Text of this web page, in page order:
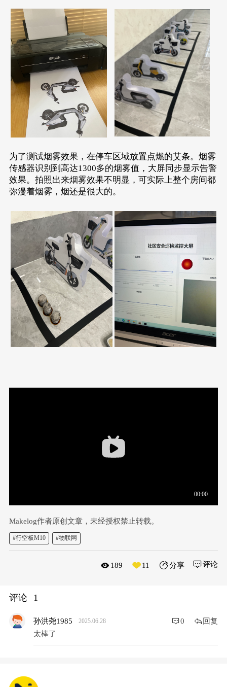
为了测试烟雾效果，在停车区域放置点燃的艾条。烟雾
传感器识别到高达1300多的烟雾值，大屏同步显示告警
效果。拍照出来烟雾效果不明显，可实际上整个房间都
弥漫着烟雾，烟还是很大的。
Makelog作者原创文章，未经授权禁止转载。
#行空板M10 #物联网
189 11 分享
评论 1
评论
孙洪尧1985 2025.06.28 0 回复
太棒了